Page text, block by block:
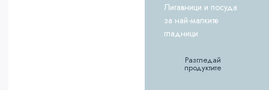
Лигавници и посуда
за най-малките
гладници
Разгледай
продуктите